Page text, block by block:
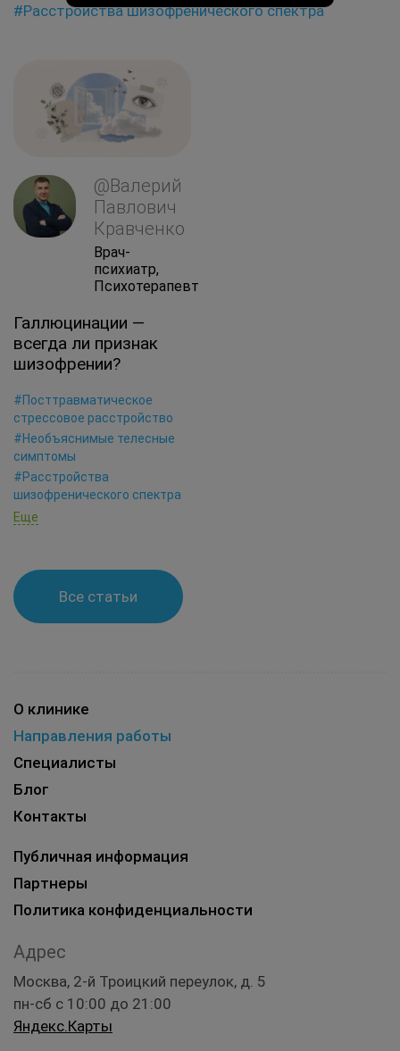
#Расстройства шизофренического спектра
@Валерий
Павлович
Кравченко
Врач-
психиатр,
Психотерапевт
Галлюцинации —
всегда ли признак
шизофрении?
#Посттравматическое
стрессовое расстройство
#Необъяснимые телесные
симптомы
#Расстройства
шизофренического спектра
Еще
Все статьи
О клинике
Направления работы
Специалисты
Блог
Контакты
Публичная информация
Партнеры
Политика конфиденциальности
Адрес
Москва, 2-й Троицкий переулок, д. 5
пн-сб с 10:00 до 21:00
Яндекс.Карты